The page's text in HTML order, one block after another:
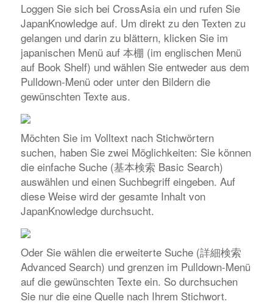
Loggen Sie sich bei CrossAsia ein und rufen Sie
JapanKnowledge auf. Um direkt zu den Texten zu
gelangen und darin zu blättern, klicken Sie im
japanischen Menü auf 本棚 (im englischen Menü
auf Book Shelf) und wählen Sie entweder aus dem
Pulldown-Menü oder unter den Bildern die
gewünschten Texte aus.
Möchten Sie im Volltext nach Stichwörtern
suchen, haben Sie zwei Möglichkeiten: Sie können
die einfache Suche (基本検索 Basic Search)
auswählen und einen Suchbegriff eingeben. Auf
diese Weise wird der gesamte Inhalt von
JapanKnowledge durchsucht.
Oder Sie wählen die erweiterte Suche (詳細検索
Advanced Search) und grenzen im Pulldown-Menü
auf die gewünschten Texte ein. So durchsuchen
Sie nur die eine Quelle nach Ihrem Stichwort.